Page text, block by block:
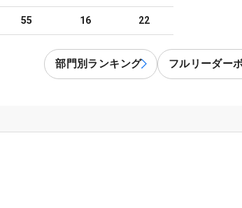
55 16 22
部門別ランキング フルリーダー